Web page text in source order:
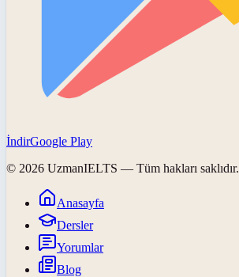
İndirGoogle Play
© 2026 UzmanIELTS — Tüm hakları saklıdır.
Anasayfa
Dersler
Yorumlar
Blog